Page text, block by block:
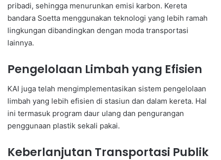
pribadi, sehingga menurunkan emisi karbon. Kereta
bandara Soetta menggunakan teknologi yang lebih ramah
lingkungan dibandingkan dengan moda transportasi
lainnya.
Pengelolaan Limbah yang Efisien
KAI juga telah mengimplementasikan sistem pengelolaan
limbah yang lebih efisien di stasiun dan dalam kereta. Hal
ini termasuk program daur ulang dan pengurangan
penggunaan plastik sekali pakai.
Keberlanjutan Transportasi Publik